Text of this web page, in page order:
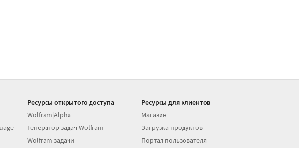
Ресурсы открытого доступа
Wolfram|Alpha
Генератор задач Wolfram
Wolfram задачи
Ресурсы для клиентов
Магазин
Загрузка продуктов
Портал пользователя